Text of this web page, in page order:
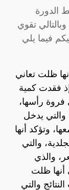
الدورة
تقوي
فيما يلي
ظلت تعاني
فقدت كمية
رأسها،
يدخل
وتؤكد أنها
والتي
والذي
أنها ظلت
النتائج والتي